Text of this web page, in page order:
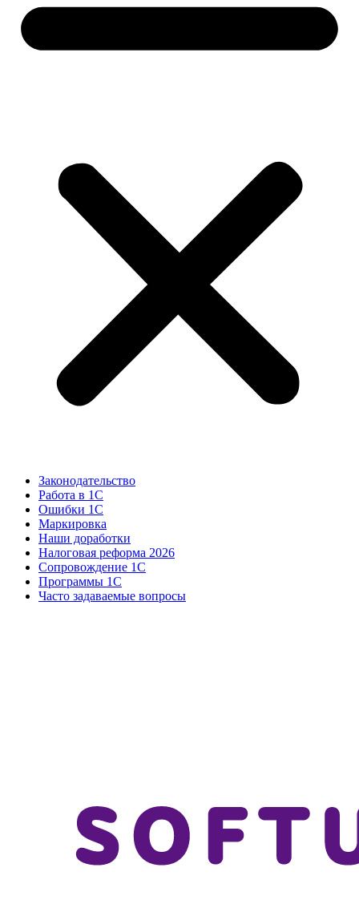
Законодательство
Работа в 1С
Ошибки 1С
Маркировка
Наши доработки
Налоговая реформа 2026
Сопровождение 1С
Программы 1С
Часто задаваемые вопросы